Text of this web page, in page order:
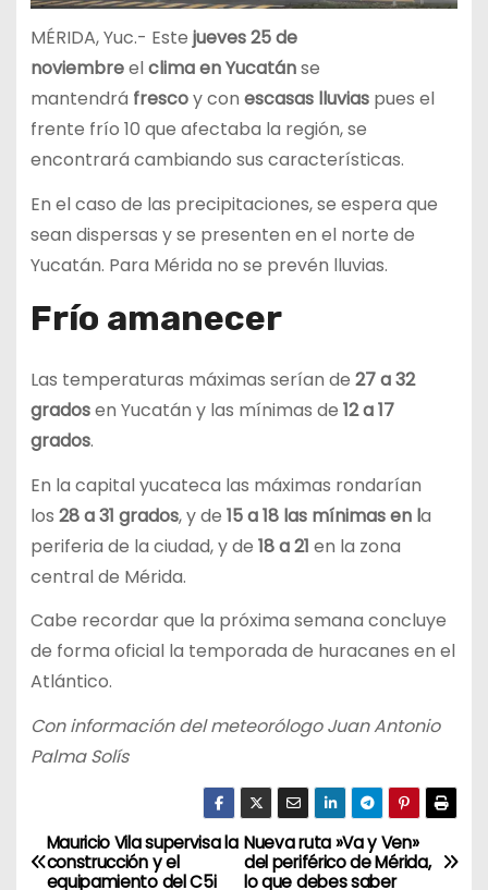
MÉRIDA, Yuc.- Este jueves 25 de
noviembreelclima en Yucatánse
mantendrá frescoy con escasas lluviaspues el
frente frío 10 que afectaba la región, se
encontrará cambiando sus características.
En el caso de las precipitaciones, se espera que
sean dispersas y se presenten en el norte de
Yucatán. Para Mérida no se prevén lluvias.
Frío amanecer
Las temperaturas máximas serían de 27 a 32
gradosen Yucatán y las mínimas de 12 a 17
grados.
En la capital yucateca las máximas rondarían
los 28 a 31 grados, y de 15 a 18 las mínimas en la
periferia de la ciudad, y de 18 a 21 en la zona
central de Mérida.
Cabe recordar que la próxima semana concluye
de forma oficial la temporada de huracanes en el
Atlántico.
Con información del meteorólogo Juan Antonio
Palma Solís
N
Nueva ruta »Va y Ven»
del periférico de Mérida,
lo que debes saber
Mauricio Vila supervisa la
construcción y el
equipamiento del C5i